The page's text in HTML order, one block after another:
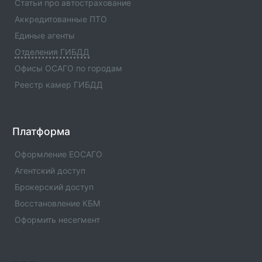
информация.
Отделение ГИБДД ОМВД России по Шаройскому
Отделение ГИБДД Отделение ГИБДД ОМВД России
по Шаройскому р-ну Чеченской
Сферы деятельности отделения - официальная
Отделение ГИБДД ОМВД России по Шалинскому
Отделение ГИБДД Отделение ГИБДД ОМВД России
Республики(Код:1196009) с адресами, телефонами.
Сферы деятельности отделения - официальная
Отделение ГИБДД ОМВД России по Урус-
Статьи про автострахование
Аккредитованные ПТО
Единые агенты
Отделения ГИБДД
Офисы ОСАГО по городам
Реестр камер ГИБДД
Платформа
Оформление ЕОСАГО
Агентский доступ
Брокерский доступ
Восстановление КБМ
Оформить несегмент